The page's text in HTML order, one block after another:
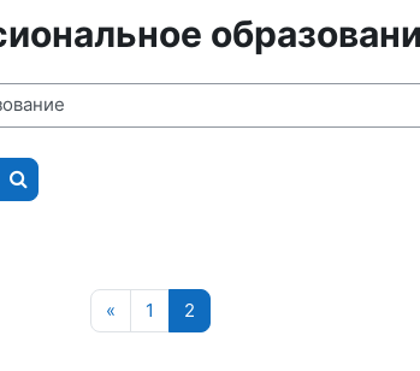
Поиск курса
« Предыдущая страница
1 Страница 1
2